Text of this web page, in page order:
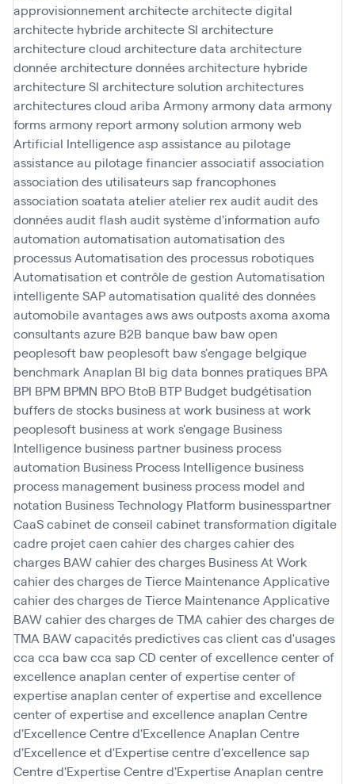
approvisionnementarchitectearchitecte digital
architecte hybridearchitecte SI architecture
architecture cloud architecture data architecture
donnéearchitecture donnéesarchitecture hybride
architecture SI architecture solution architectures
architectures cloud ariba Armonyarmony data armony
formsarmony reportarmony solution armony web
Artificial Intelligenceasp assistance au pilotage
assistance au pilotage financierassociatifassociation
association des utilisateurs sap francophones
association soatata atelieratelier rex auditaudit des
donnéesaudit flashaudit système d'information aufo
automation automatisation automatisation des
processusAutomatisation des processus robotiques
Automatisation et contrôle de gestion Automatisation
intelligente SAPautomatisation qualité des données
automobileavantagesawsaws outpostsaxoma axoma
consultantsazure B2B banque baw baw open
peoplesoft baw peoplesoft baw s'engage belgique
benchmark Anaplan BI big data bonnes pratiques BPA
BPI BPM BPMN BPO BtoB BTP Budget budgétisation
buffers de stocks business at work business at work
peoplesoft business at work s'engage Business
Intelligence business partner business process
automation Business Process Intelligence business
process management business process model and
notation Business Technology Platform businesspartner
CaaScabinet de conseil cabinet transformation digitale
cadre projetcaen cahier des chargescahier des
charges BAWcahier des charges Business At Work
cahier des charges de Tierce Maintenance Applicative
cahier des charges de Tierce Maintenance Applicative
BAWcahier des charges de TMA cahier des charges de
TMA BAWcapacités predictivescas clientcas d'usages
cca cca bawcca sap CD center of excellencecenter of
excellence anaplan center of expertisecenter of
expertise anaplan center of expertise and excellence
center of expertise and excellence anaplan Centre
d'ExcellenceCentre d'Excellence Anaplan Centre
d'Excellence et d'Expertisecentre d'excellence sap
Centre d'ExpertiseCentre d'Expertise Anaplan centre